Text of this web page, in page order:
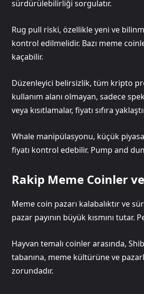
sürdürülebilirliği sorgulatır.
Rug pull riski, özellikle yeni ve
kontrol edilmelidir. Bazı meme
kaçabilir.
Düzenleyici belirsizlik, tüm kripto
kullanım alanı olmayan, sadece
veya kısıtlamalar, fiyatı sıfıra
Whale manipülasyonu, küçük
fiyatı kontrol edebilir. Pump and
Rakip Meme Coinler
Meme coin pazarı kalabalıktır ve
pazar payının büyük kısmını
Hayvan temalı coinler arasında,
tabanına, meme kültürüne ve
zorundadır.